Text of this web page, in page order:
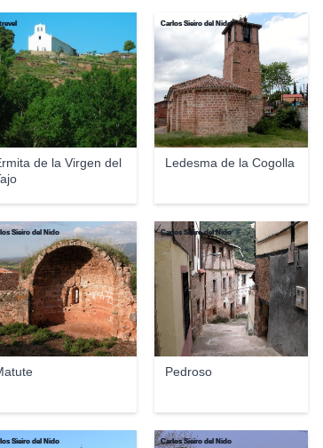
de la Virgen del
Ledesma de la Cogolla
Carlos Sieiro del Nido
Sieiro del Nido
Pedroso
Carlos Sieiro del Nido
Sieiro del Nido Carlos Sieiro del Nido